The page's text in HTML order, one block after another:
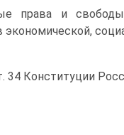
права и
34 Конституции